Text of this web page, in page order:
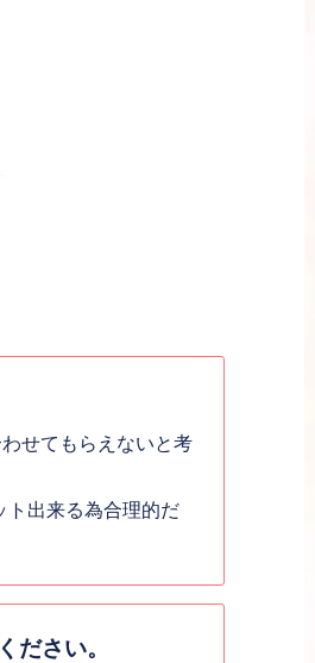
せてもらえないと考
ト出来る為合理的だ
ださい。